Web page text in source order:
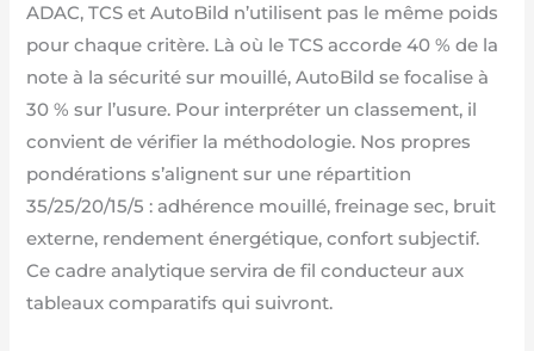
ADAC, TCS et AutoBild n’utilisent pas le même poids
pour chaque critère. Là où le TCS accorde 40 % de la
note à la sécurité sur mouillé, AutoBild se focalise à
30 % sur l’usure. Pour interpréter un classement, il
convient de vérifier la méthodologie. Nos propres
pondérations s’alignent sur une répartition
35/25/20/15/5 : adhérence mouillé, freinage sec, bruit
externe, rendement énergétique, confort subjectif.
Ce cadre analytique servira de fil conducteur aux
tableaux comparatifs qui suivront.